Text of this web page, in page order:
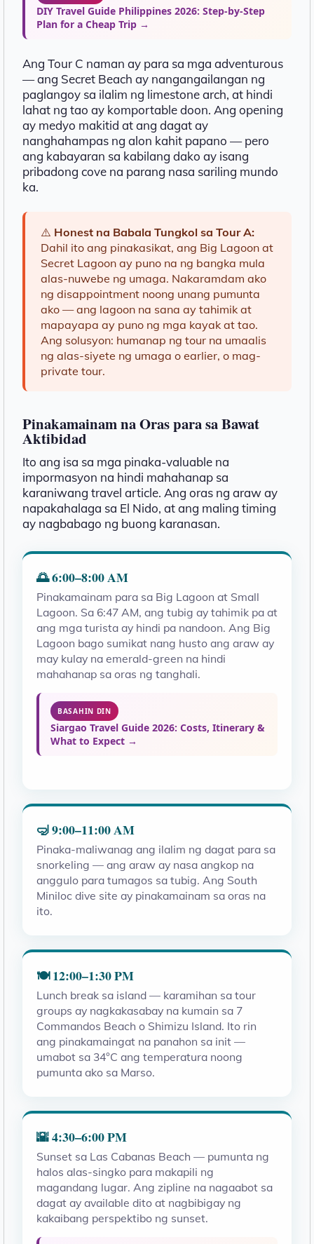
DIY Travel Guide Philippines 2026: Step-by-Step
Plan for a Cheap Trip →
Ang Tour C naman ay para sa mga adventurous
— ang Secret Beach ay nangangailangan ng
paglangoy sa ilalim ng limestone arch, at hindi
lahat ng tao ay komportable doon. Ang opening
ay medyo makitid at ang dagat ay
nanghahampas ng alon kahit papano — pero
ang kabayaran sa kabilang dako ay isang
pribadong cove na parang nasa sariling mundo
ka.
⚠️ Honest na Babala Tungkol sa Tour A:
Dahil ito ang pinakasikat, ang Big Lagoon at
Secret Lagoon ay puno na ng bangka mula
alas-nuwebe ng umaga. Nakaramdam ako
ng disappointment noong unang pumunta
ako — ang lagoon na sana ay tahimik at
mapayapa ay puno ng mga kayak at tao.
Ang solusyon: humanap ng tour na umaalis
ng alas-siyete ng umaga o earlier, o mag-
private tour.
Pinakamainam na Oras para sa Bawat
Aktibidad
Ito ang isa sa mga pinaka-valuable na
impormasyon na hindi mahahanap sa
karaniwang travel article. Ang oras ng araw ay
napakahalaga sa El Nido, at ang maling timing
ay nagbabago ng buong karanasan.
🌅 6:00–8:00 AM
Pinakamainam para sa Big Lagoon at Small
Lagoon. Sa 6:47 AM, ang tubig ay tahimik pa at
ang mga turista ay hindi pa nandoon. Ang Big
Lagoon bago sumikat nang husto ang araw ay
may kulay na emerald-green na hindi
mahahanap sa oras ng tanghali.
BASAHIN DIN
Siargao Travel Guide 2026: Costs, Itinerary &
What to Expect →
🤿 9:00–11:00 AM
Pinaka-maliwanag ang ilalim ng dagat para sa
snorkeling — ang araw ay nasa angkop na
anggulo para tumagos sa tubig. Ang South
Miniloc dive site ay pinakamainam sa oras na
ito.
🍽️ 12:00–1:30 PM
Lunch break sa island — karamihan sa tour
groups ay nagkakasabay na kumain sa 7
Commandos Beach o Shimizu Island. Ito rin
ang pinakamaingat na panahon sa init —
umabot sa 34°C ang temperatura noong
pumunta ako sa Marso.
🌇 4:30–6:00 PM
Sunset sa Las Cabanas Beach — pumunta ng
halos alas-singko para makapili ng
magandang lugar. Ang zipline na nagaabot sa
dagat ay available dito at nagbibigay ng
kakaibang perspektibo ng sunset.